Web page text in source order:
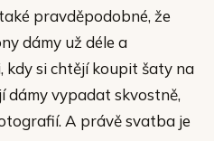
pravděpodobné, že
dámy už déle a
kdy si chtějí koupit šaty na
dámy vypadat skvostně,
A právě svatba je